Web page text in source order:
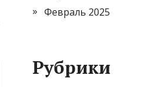
Февраль 2025
Рубрики